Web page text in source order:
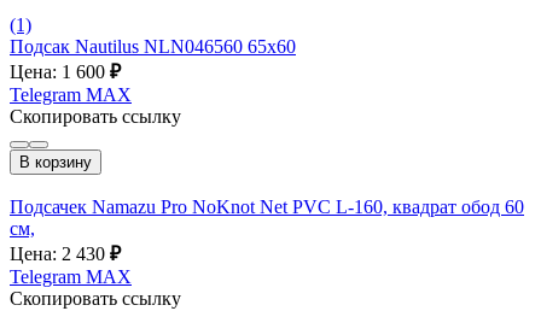
(1)
Подсак Nautilus NLN046560 65x60
Цена: 1 600 ₽
Telegram MAX
Скопировать ссылку
В корзину
Подсачек Namazu Pro NoKnot Net PVC L-160, квадрат обод 60
см,
Цена: 2 430 ₽
Telegram MAX
Скопировать ссылку